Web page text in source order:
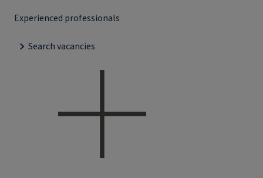
Experienced professionals
Search vacancies